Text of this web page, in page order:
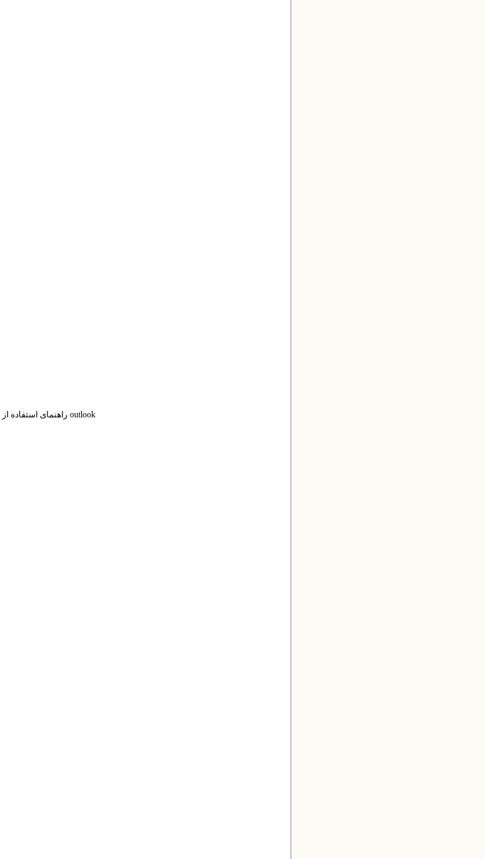
: راهنمای استفاده از سرویس ایمیل شرکت یکتاوب به صورت آفلاین - استفاده از outlook